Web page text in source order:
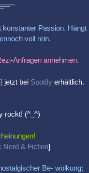
konstanter Passion. Hängt
voll rein.
Anfragen annehmen.
jetzt bei Spotifyerhältlich.
rockt! (^_^)
Nerd & Fiction]
Be- wölkung;